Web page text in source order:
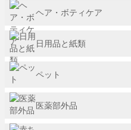
ヘア・ボティケア
日用品と紙類
ペット
医薬部外品